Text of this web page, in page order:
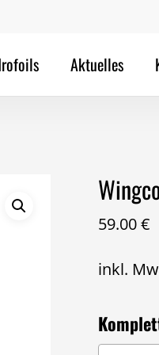
Aktuelles
59.00€
inkl.
Deine